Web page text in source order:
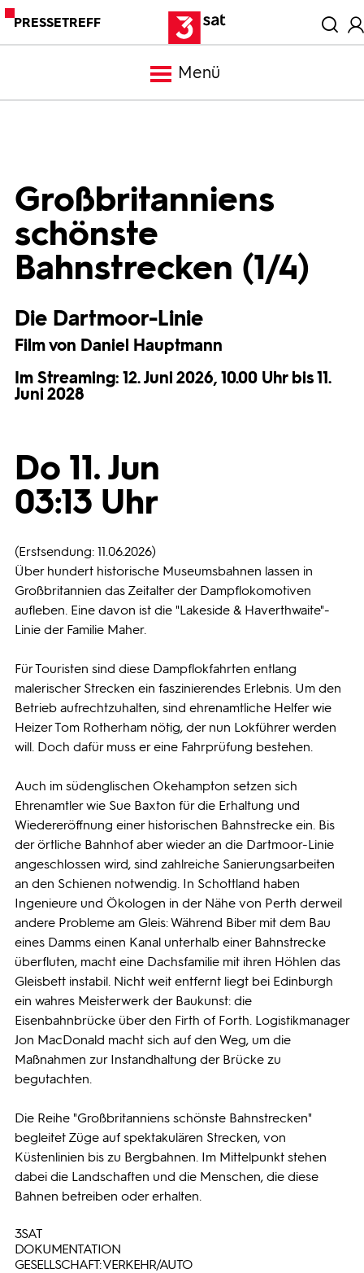
PRESSETREFF
Menü
Mediathek
Bilder
Großbritanniens
schönste
Bahnstrecken (1/4)
Die Dartmoor-Linie
Film von Daniel Hauptmann
Im Streaming: 12. Juni 2026, 10.00 Uhr bis 11.
Juni 2028
Do 11. Jun
03:13 Uhr
(Erstsendung: 11.06.2026)
Über hundert historische Museumsbahnen lassen in
Großbritannien das Zeitalter der Dampflokomotiven
aufleben. Eine davon ist die "Lakeside & Haverthwaite"-
Linie der Familie Maher.
Für Touristen sind diese Dampflokfahrten entlang
malerischer Strecken ein faszinierendes Erlebnis. Um den
Betrieb aufrechtzuhalten, sind ehrenamtliche Helfer wie
Heizer Tom Rotherham nötig, der nun Lokführer werden
will. Doch dafür muss er eine Fahrprüfung bestehen.
Auch im südenglischen Okehampton setzen sich
Ehrenamtler wie Sue Baxton für die Erhaltung und
Wiedereröffnung einer historischen Bahnstrecke ein. Bis
der örtliche Bahnhof aber wieder an die Dartmoor-Linie
angeschlossen wird, sind zahlreiche Sanierungsarbeiten
an den Schienen notwendig. In Schottland haben
Ingenieure und Ökologen in der Nähe von Perth derweil
andere Probleme am Gleis: Während Biber mit dem Bau
eines Damms einen Kanal unterhalb einer Bahnstrecke
überfluten, macht eine Dachsfamilie mit ihren Höhlen das
Gleisbett instabil. Nicht weit entfernt liegt bei Edinburgh
ein wahres Meisterwerk der Baukunst: die
Eisenbahnbrücke über den Firth of Forth. Logistikmanager
Jon MacDonald macht sich auf den Weg, um die
Maßnahmen zur Instandhaltung der Brücke zu
begutachten.
Die Reihe "Großbritanniens schönste Bahnstrecken"
begleitet Züge auf spektakulären Strecken, von
Küstenlinien bis zu Bergbahnen. Im Mittelpunkt stehen
dabei die Landschaften und die Menschen, die diese
Bahnen betreiben oder erhalten.
3SAT
DOKUMENTATION
GESELLSCHAFT: VERKEHR/AUTO